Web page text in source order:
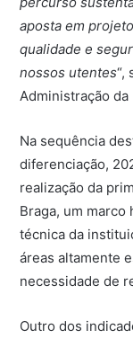
aposta em
qualidade e
nossos utentes“,
Administração da
Na sequência
diferenciação,
realização da
Braga, um
técnica da
áreas altamente
necessidade de
Outro dos